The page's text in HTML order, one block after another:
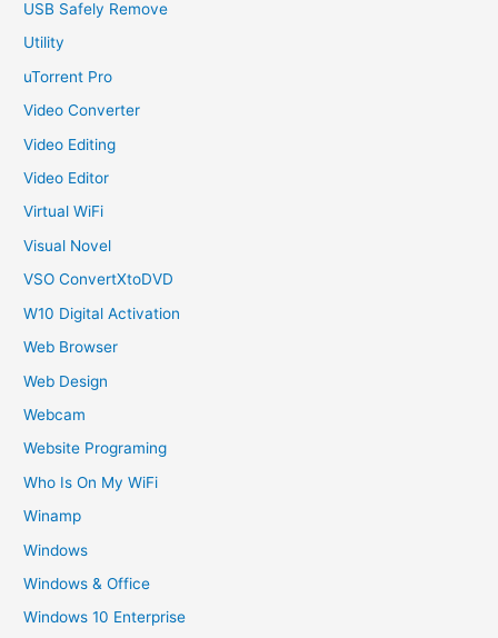
USB Safely Remove
Utility
uTorrent Pro
Video Converter
Video Editing
Video Editor
Virtual WiFi
Visual Novel
VSO ConvertXtoDVD
W10 Digital Activation
Web Browser
Web Design
Webcam
Website Programing
Who Is On My WiFi
Winamp
Windows
Windows & Office
Windows 10 Enterprise